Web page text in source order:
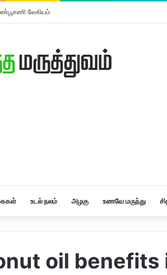
லேகியம்
உடல் நலம் அழகு உணவே மருந்து
oil benefits